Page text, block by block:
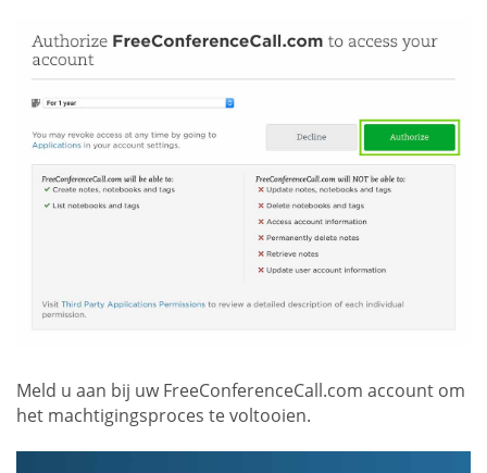
Meld u aan bij uw FreeConferenceCall.com account om
het machtigingsproces te voltooien.